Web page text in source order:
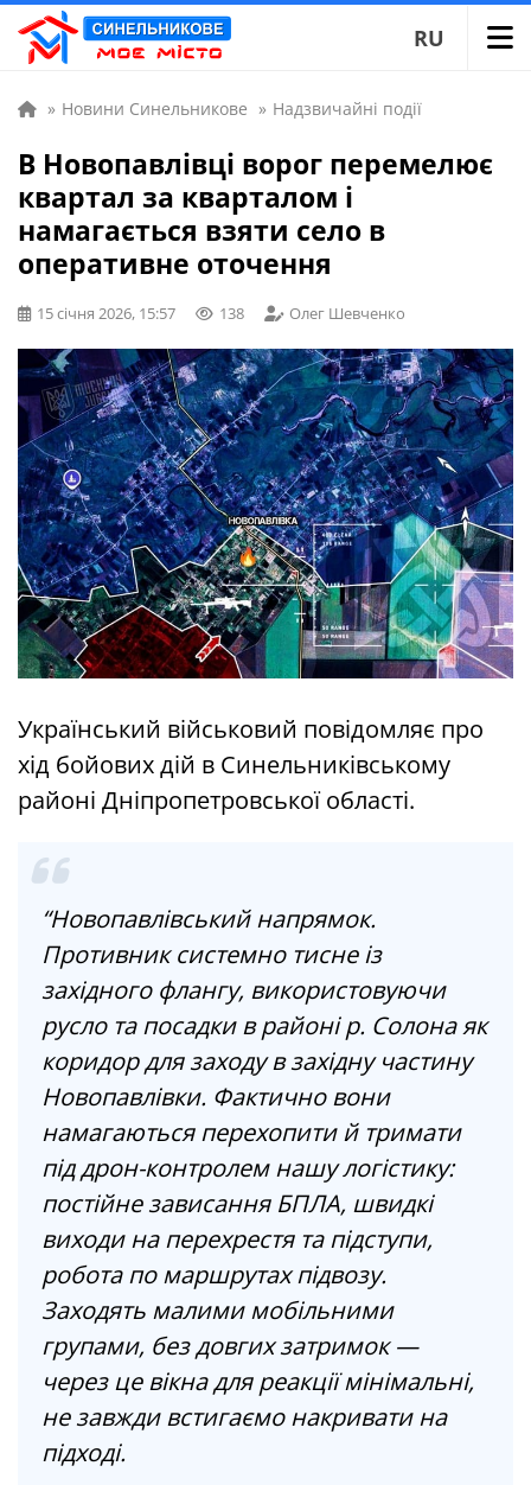
RU
» Новини Синельникове » Надзвичайні події
В Новопавлівці ворог перемелює
квартал за кварталом і
намагається взяти село в
оперативне оточення
15 січня 2026, 15:57 138 Олег Шевченко
Український військовий повідомляє про
хід бойових дій в Синельниківському
районі Дніпропетровської області.
“Новопавлівський напрямок.
Противник системно тисне із
західного флангу, використовуючи
русло та посадки в районі р. Солона як
коридор для заходу в західну частину
Новопавлівки. Фактично вони
намагаються перехопити й тримати
під дрон-контролем нашу логістику:
постійне зависання БПЛА, швидкі
виходи на перехрестя та підступи,
робота по маршрутах підвозу.
Заходять малими мобільними
групами, без довгих затримок —
через це вікна для реакції мінімальні,
не завжди встигаємо накривати на
підході.